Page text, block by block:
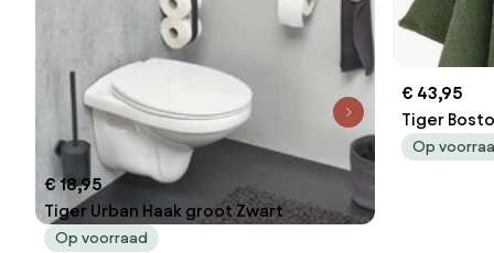
€ 18,95
Tiger Urban Haak groot Zwart
Op voorraad
€ 43,95
Tiger
Op